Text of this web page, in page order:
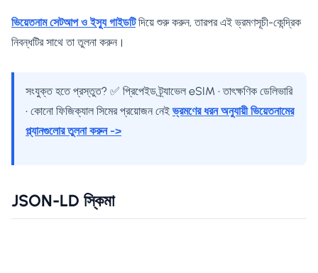
ভিয়েতনাম সেটআপ ও ইস্যু গাইডটিদিয়ে শুরু করুন, তারপর এই ভ্রমণসূচী-কেন্দ্রিক
নিবন্ধটির সাথে তা তুলনা করুন।
সংযুক্ত হতে প্রস্তুত? ✅ প্রিপেইড ট্র্যাভেল eSIM • তাৎক্ষণিক ডেলিভারি
• কোনো ফিজিক্যাল সিমের প্রয়োজন নেইভ্রমণের ধরন অনুযায়ী ভিয়েতনামের
প্ল্যানগুলোর তুলনা করুন ->
JSON-LD স্কিমা